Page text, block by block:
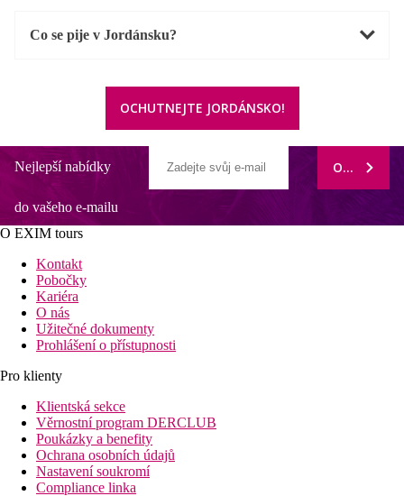
Co se pije v Jordánsku?
OCHUTNEJTE JORDÁNSKO!
Nejlepší nabídky
do vašeho e-mailu
ODEBÍRAT
O EXIM tours
Kontakt
Pobočky
Kariéra
O nás
Užitečné dokumenty
Prohlášení o přístupnosti
Pro klienty
Klientská sekce
Věrnostní program DERCLUB
Poukázky a benefity
Ochrana osobních údajů
Nastavení soukromí
Compliance linka